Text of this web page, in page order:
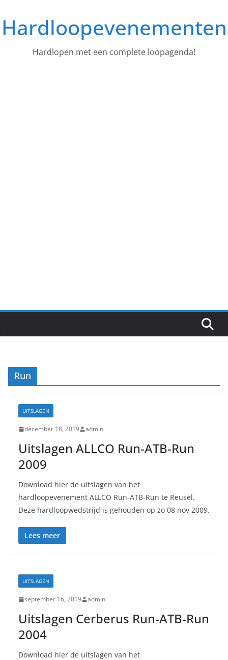
naar
deHardloopevenementen
Hardlopen met een complete loopagenda!
Run
UITSLAGEN
december 18, 2019 admin
Uitslagen ALLCO Run-ATB-Run
2009
Download hier de uitslagen van het
hardloopevenement ALLCO Run-ATB-Run te Reusel.
Deze hardloopwedstrijd is gehouden op zo 08 nov 2009.
Lees meer
UITSLAGEN
september 16, 2019 admin
Uitslagen Cerberus Run-ATB-Run
2004
Download hier de uitslagen van het